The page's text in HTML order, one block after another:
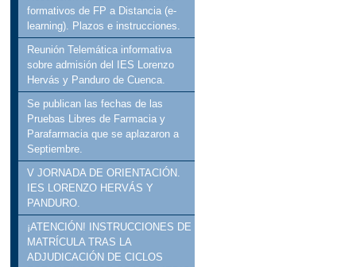
formativos de FP a Distancia (e-
learning). Plazos e instrucciones.
Reunión Telemática informativa
sobre admisión del IES Lorenzo
Hervás y Panduro de Cuenca.
Se publican las fechas de las
Pruebas Libres de Farmacia y
Parafarmacia que se aplazaron a
Septiembre.
V JORNADA DE ORIENTACIÓN.
IES LORENZO HERVÁS Y
PANDURO.
¡ATENCIÓN! INSTRUCCIONES DE
MATRÍCULA TRAS LA
ADJUDICACIÓN DE CICLOS